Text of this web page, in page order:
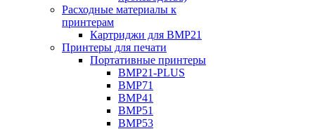
Расходные материалы к
принтерам
Картриджи для BMP21
Принтеры для печати
Портативные принтеры
BMP21-PLUS
BMP71
BMP41
BMP51
BMP53